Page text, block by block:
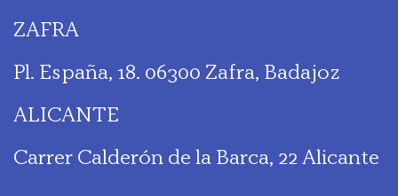
ZAFRA
Pl. España, 18. 06300 Zafra, Badajoz
ALICANTE
Carrer Calderón de la Barca, 22 Alicante